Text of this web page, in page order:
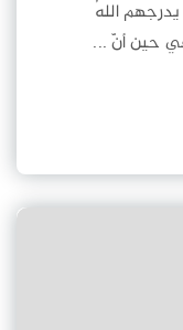
اللهُ
حين أنّ ...